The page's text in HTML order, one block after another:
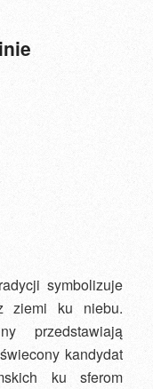
symbolizuje
ziemi ku niebu.
przedstawiają
kandydat
ku sferom